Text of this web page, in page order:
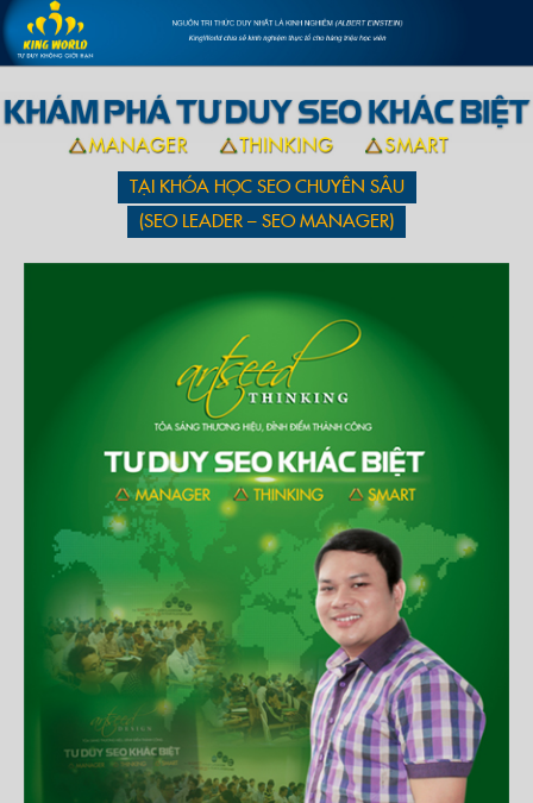
TẠI KHÓA HỌC SEO CHUYÊN SÂU
(SEO LEADER – SEO MANAGER)